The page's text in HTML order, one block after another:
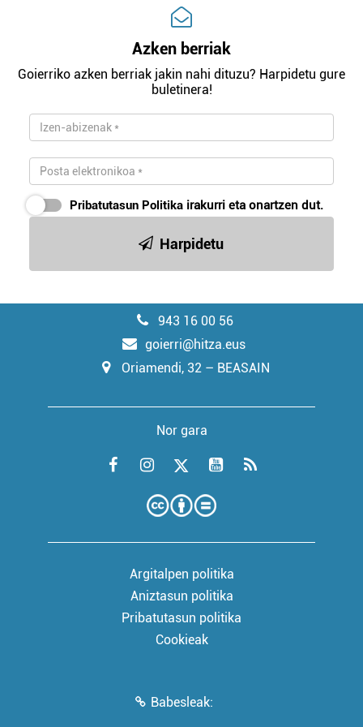
Azken berriak
Goierriko azken berriak jakin nahi dituzu? Harpidetu gure
buletinera!
Pribatutasun Politika irakurri eta onartzen dut.
Harpidetu
943 16 00 56
goierri@hitza.eus
Oriamendi, 32 – BEASAIN
Nor gara
Argitalpen politika
Aniztasun politika
Pribatutasun politika
Cookieak
Babesleak: